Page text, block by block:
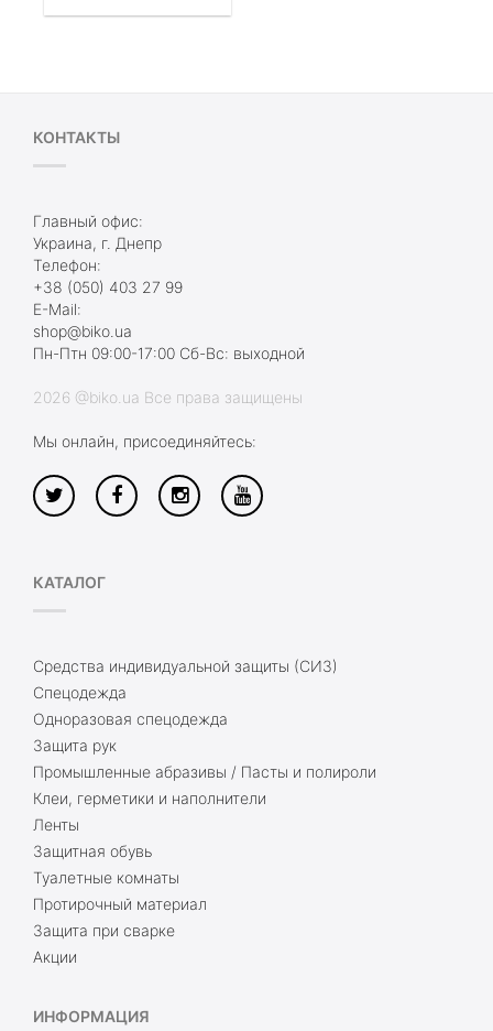
КОНТАКТЫ
Главный офис:
Украина, г. Днепр
Телефон:
+38 (050) 403 27 99
E-Mail:
shop@biko.ua
Пн-Птн 09:00-17:00 Сб-Вс: выходной
2026 @biko.ua Все права защищены
Мы онлайн, присоединяйтесь:
КАТАЛОГ
Средства индивидуальной защиты (СИЗ)
Спецодежда
Одноразовая спецодежда
Защита рук
Промышленные абразивы / Пасты и полироли
Клеи, герметики и наполнители
Ленты
Защитная обувь
Туалетные комнаты
Протирочный материал
Защита при сварке
Акции
ИНФОРМАЦИЯ